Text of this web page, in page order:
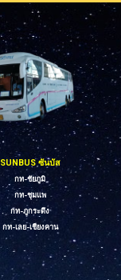
SUNBUS ซันบัส
กท-ชัยภูมิ
กท-ชุมแพ
กท-ภูกระดึง
กท-เลย-เชียงคาน